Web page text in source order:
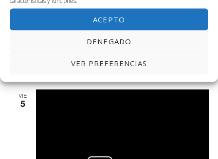
ACEPTO
DENEGADO
VER PREFERENCIAS
4 julio, 2024 @ 9:00 am-3:00 pm
VIE
5